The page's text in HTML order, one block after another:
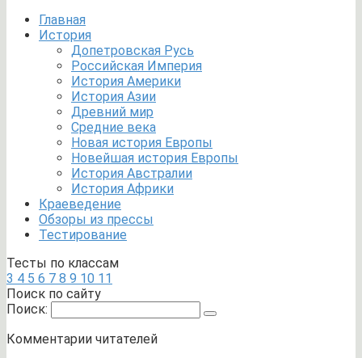
Главная
История
Допетровская Русь
Российская Империя
История Америки
История Азии
Древний мир
Средние века
Новая история Европы
Новейшая история Европы
История Австралии
История Африки
Краеведение
Обзоры из прессы
Тестирование
Тесты по классам
3 4 5 6 7 8 9 10 11
Поиск по сайту
Поиск:
Комментарии читателей